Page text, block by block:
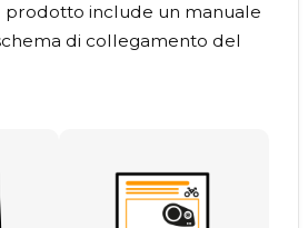
prodotto include un manuale
di collegamento del